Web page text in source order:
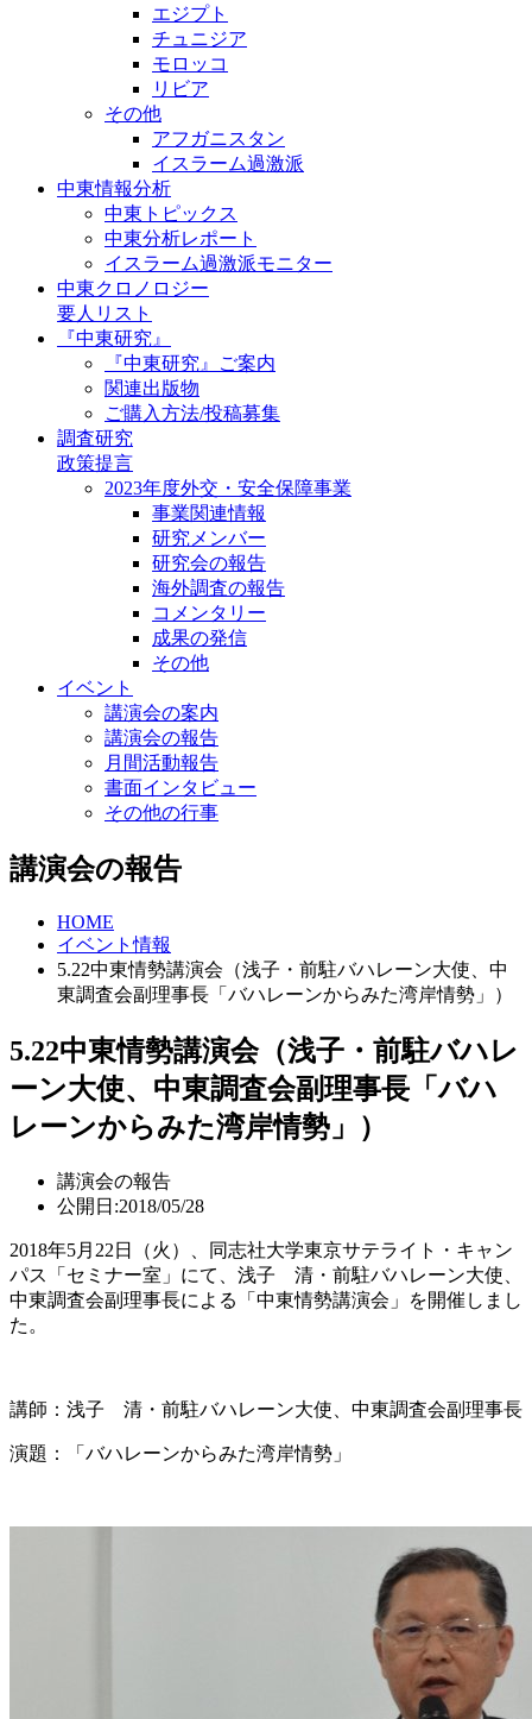
エジプト
チュニジア
モロッコ
リビア
その他
アフガニスタン
イスラーム過激派
中東情報分析
中東トピックス
中東分析レポート
イスラーム過激派モニター
中東クロノロジー
要人リスト
『中東研究』
『中東研究』ご案内
関連出版物
ご購入方法/投稿募集
調査研究
政策提言
2023年度外交・安全保障事業
事業関連情報
研究メンバー
研究会の報告
海外調査の報告
コメンタリー
成果の発信
その他
イベント
講演会の案内
講演会の報告
月間活動報告
書面インタビュー
その他の行事
講演会の報告
HOME
イベント情報
5.22中東情勢講演会（浅子・前駐バハレーン大使、中
東調査会副理事長「バハレーンからみた湾岸情勢」）
5.22中東情勢講演会（浅子・前駐バハレ
ーン大使、中東調査会副理事長「バハ
レーンからみた湾岸情勢」）
講演会の報告
公開日:2018/05/28
2018年5月22日（火）、同志社大学東京サテライト・キャン
パス「セミナー室」にて、浅子 清・前駐バハレーン大使、
中東調査会副理事長による「中東情勢講演会」を開催しまし
た。
講師：浅子 清・前駐バハレーン大使、中東調査会副理事長
演題：「バハレーンからみた湾岸情勢」